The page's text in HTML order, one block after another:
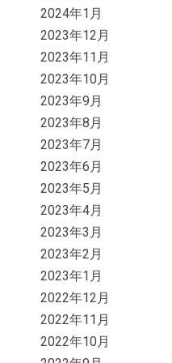
2024年1月
2023年12月
2023年11月
2023年10月
2023年9月
2023年8月
2023年7月
2023年6月
2023年5月
2023年4月
2023年3月
2023年2月
2023年1月
2022年12月
2022年11月
2022年10月